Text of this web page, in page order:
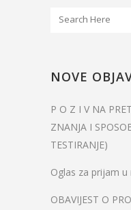
NOVE
P O Z I V NA
ZNANJA I
TESTIRANJE)
Oglas za prijam
OBAVIJEST O